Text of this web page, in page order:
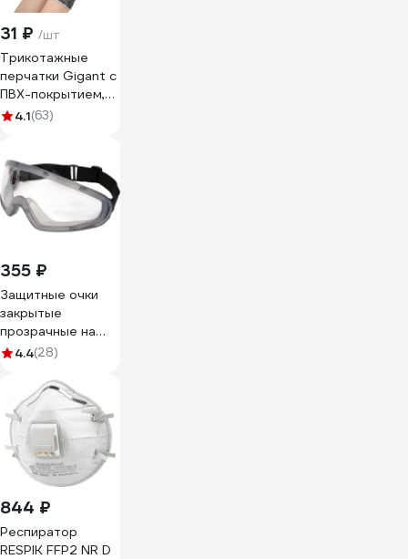
31 ₽ /шт
Трикотажные
перчатки Gigant с
ПВХ-покрытием,
серые GGC-13
4.1(63)
355 ₽
Защитные очки
закрытые
прозрачные на
резинке Gigant
4.4(28)
844 ₽
Респиратор
RESPIK FFP2 NR D